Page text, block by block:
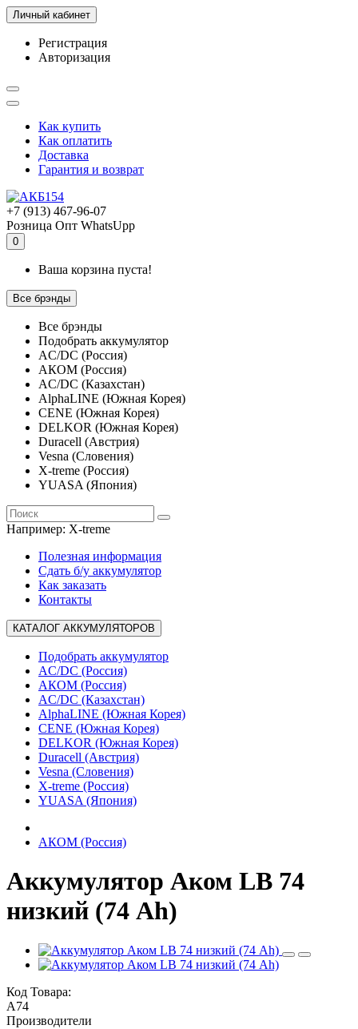
Личный кабинет
Регистрация
Авторизация
Как купить
Как оплатить
Доставка
Гарантия и возврат
+7 (913) 467-96-07
Розница Опт WhatsUpp
0
Ваша корзина пуста!
Все брэнды
Все брэнды
Подобрать аккумулятор
AC/DC (Россия)
АКОМ (Россия)
AC/DC (Казахстан)
AlphaLINE (Южная Корея)
CENE (Южная Корея)
DELKOR (Южная Корея)
Duracell (Австрия)
Vesna (Словения)
X-treme (Россия)
YUASA (Япония)
Например: X-treme
Полезная информация
Сдать б/у аккумулятор
Как заказать
Контакты
КАТАЛОГ АККУМУЛЯТОРОВ
Подобрать аккумулятор
AC/DC (Россия)
АКОМ (Россия)
AC/DC (Казахстан)
AlphaLINE (Южная Корея)
CENE (Южная Корея)
DELKOR (Южная Корея)
Duracell (Австрия)
Vesna (Словения)
X-treme (Россия)
YUASA (Япония)
АКОМ (Россия)
Аккумулятор Аком LB 74
низкий (74 Ah)
Код Товара:
A74
Производители